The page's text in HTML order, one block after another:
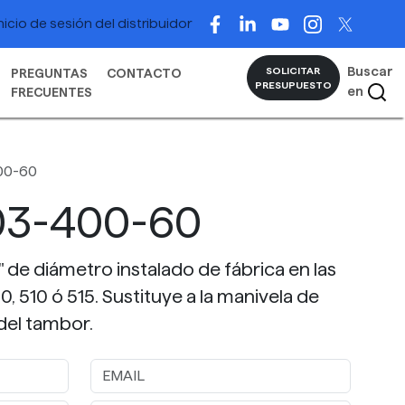
de sesión del distribuidor
PREGUNTAS
FRECUENTES
CONTACTO
SOLICITAR
PRESUPUESTO
Buscar
en
60
400-60
de diámetro instalado de fábrica en las
510 ó 515. Sustituye a la manivela de
tambor.